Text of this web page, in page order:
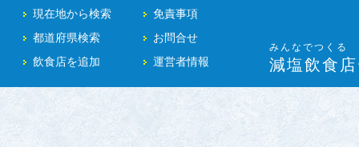
現在地から検索
都道府県検索
飲食店を追加
免責事項
お問合せ
運営者情報
みんなでつくる
減塩飲食